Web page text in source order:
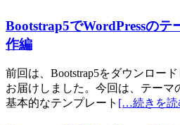
Bootstrap5でWordPressのテ
作編
前回は、Bootstrap5をダウンロー
お届けしました。今回は、テーマ
基本的なテンプレート […続きを読